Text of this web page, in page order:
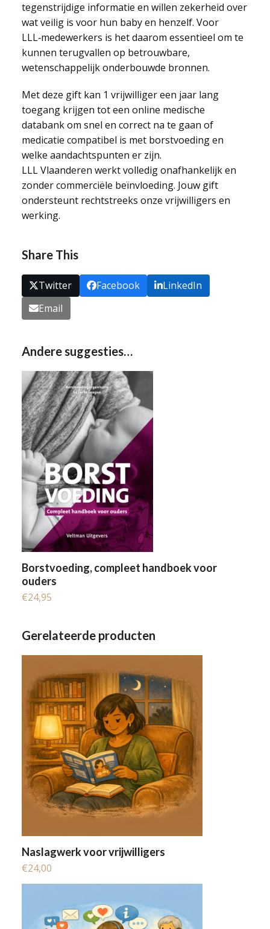
tegenstrijdige informatie en willen zekerheid over
wat veilig is voor hun baby en henzelf. Voor
LLL‑medewerkers is het daarom essentieel om te
kunnen terugvallen op betrouwbare,
wetenschappelijk onderbouwde bronnen.
Met deze gift kan 1 vrijwilliger een jaar lang
toegang krijgen tot een online medische
databank om snel en correct na te gaan of
medicatie compatibel is met borstvoeding en
welke aandachtspunten er zijn.
LLL Vlaanderen werkt volledig onafhankelijk en
zonder commerciële beïnvloeding. Jouw gift
ondersteunt rechtstreeks onze vrijwilligers en
werking.
Share This
Twitter Facebook
LinkedIn
Email
Andere suggesties…
Borstvoeding, compleet handboek voor
ouders
€24,95
Gerelateerde producten
Naslagwerk voor vrijwilligers
€24,00